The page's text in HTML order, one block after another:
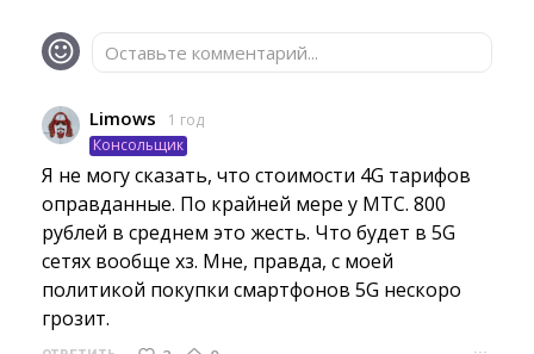
Оставьте комментарий...
Limows
1 год
Консольщик
Я не могу сказать, что стоимости 4G тарифов
оправданные. По крайней мере у МТС. 800
рублей в среднем это жесть. Что будет в 5G
сетях вообще хз. Мне, правда, с моей
политикой покупки смартфонов 5G нескоро
грозит.